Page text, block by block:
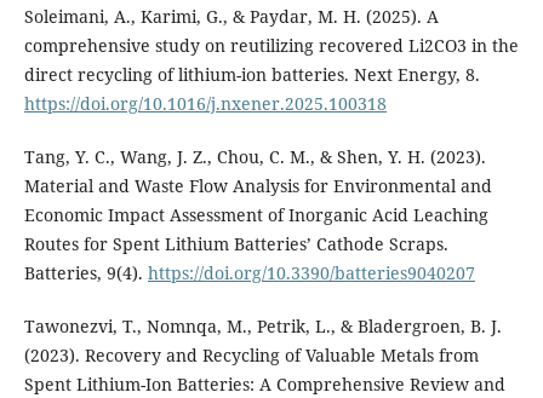
Soleimani, A., Karimi, G., & Paydar, M. H. (2025). A
comprehensive study on reutilizing recovered Li2CO3 in the
direct recycling of lithium-ion batteries. Next Energy, 8.
https://doi.org/10.1016/j.nxener.2025.100318
Tang, Y. C., Wang, J. Z., Chou, C. M., & Shen, Y. H. (2023).
Material and Waste Flow Analysis for Environmental and
Economic Impact Assessment of Inorganic Acid Leaching
Routes for Spent Lithium Batteries’ Cathode Scraps.
Batteries, 9(4). https://doi.org/10.3390/batteries9040207
Tawonezvi, T., Nomnqa, M., Petrik, L., & Bladergroen, B. J.
(2023). Recovery and Recycling of Valuable Metals from
Spent Lithium-Ion Batteries: A Comprehensive Review and